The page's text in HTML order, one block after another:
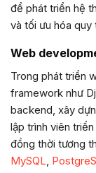
để phát triển hệ
và tối ưu hóa quy
Web
Trong phát triển
framework như
backend, xây
lập trình viên
đồng thời tương
MySQL,